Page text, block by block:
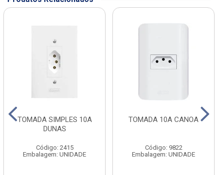
TOMADA SIMPLES 10A
DUNAS
Código: 2415
Embalagem: UNIDADE
TOMADA 10A CANOA
Código: 9822
Embalagem: UNIDADE